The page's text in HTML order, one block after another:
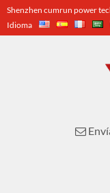
Shenzhen cumrun power
Idioma
